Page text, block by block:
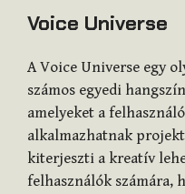
Voice Universe
A Voice Universe egy
számos egyedi
amelyeket a
alkalmazhatnak
kiterjeszti a kreatív
felhasználók számára,